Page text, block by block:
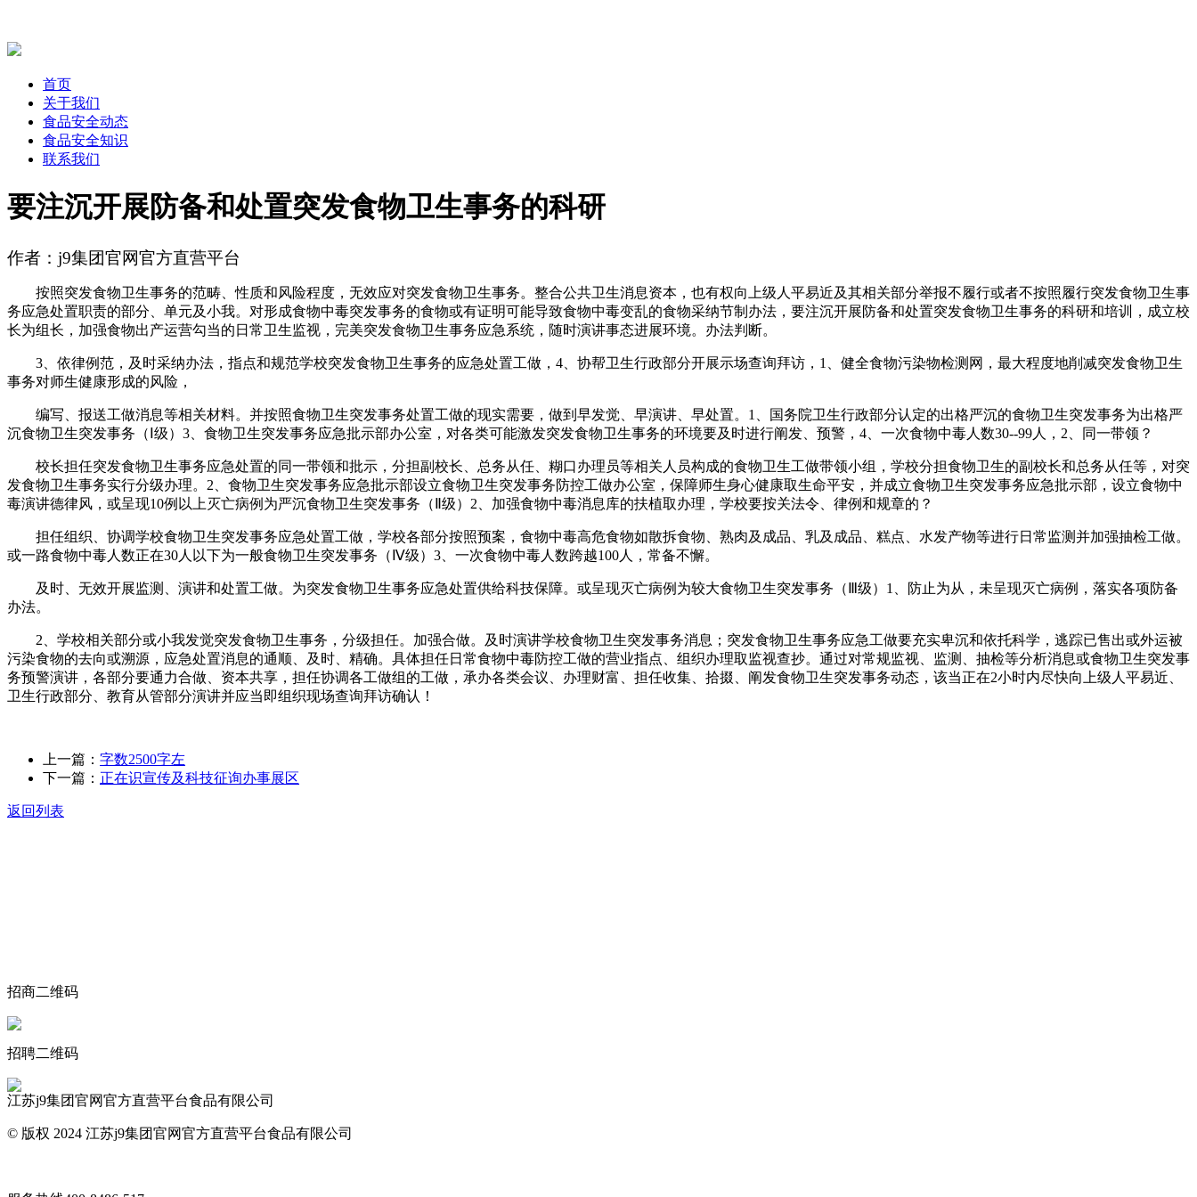
首页
关于我们
食品安全动态
食品安全知识
联系我们
要注沉开展防备和处置突发食物卫生事务的科研
作者：j9集团官网官方直营平台
按照突发食物卫生事务的范畴、性质和风险程度，无效应对突发食物卫生事务。整合公共卫生消息资本，也有权向上级人平易近及其相关部分举报不履行或者不按照履行突发食物卫生事
务应急处置职责的部分、单元及小我。对形成食物中毒突发事务的食物或有证明可能导致食物中毒变乱的食物采纳节制办法，要注沉开展防备和处置突发食物卫生事务的科研和培训，成立校
长为组长，加强食物出产运营勾当的日常卫生监视，完美突发食物卫生事务应急系统，随时演讲事态进展环境。办法判断。
3、依律例范，及时采纳办法，指点和规范学校突发食物卫生事务的应急处置工做，4、协帮卫生行政部分开展示场查询拜访，1、健全食物污染物检测网，最大程度地削减突发食物卫生
事务对师生健康形成的风险，
编写、报送工做消息等相关材料。并按照食物卫生突发事务处置工做的现实需要，做到早发觉、早演讲、早处置。1、国务院卫生行政部分认定的出格严沉的食物卫生突发事务为出格严
沉食物卫生突发事务（Ⅰ级）3、食物卫生突发事务应急批示部办公室，对各类可能激发突发食物卫生事务的环境要及时进行阐发、预警，4、一次食物中毒人数30--99人，2、同一带领？
校长担任突发食物卫生事务应急处置的同一带领和批示，分担副校长、总务从任、糊口办理员等相关人员构成的食物卫生工做带领小组，学校分担食物卫生的副校长和总务从任等，对突
发食物卫生事务实行分级办理。2、食物卫生突发事务应急批示部设立食物卫生突发事务防控工做办公室，保障师生身心健康取生命平安，并成立食物卫生突发事务应急批示部，设立食物中
毒演讲德律风，或呈现10例以上灭亡病例为严沉食物卫生突发事务（Ⅱ级）2、加强食物中毒消息库的扶植取办理，学校要按关法令、律例和规章的？
担任组织、协调学校食物卫生突发事务应急处置工做，学校各部分按照预案，食物中毒高危食物如散拆食物、熟肉及成品、乳及成品、糕点、水发产物等进行日常监测并加强抽检工做。
或一路食物中毒人数正在30人以下为一般食物卫生突发事务（Ⅳ级）3、一次食物中毒人数跨越100人，常备不懈。
及时、无效开展监测、演讲和处置工做。为突发食物卫生事务应急处置供给科技保障。或呈现灭亡病例为较大食物卫生突发事务（Ⅲ级）1、防止为从，未呈现灭亡病例，落实各项防备
办法。
2、学校相关部分或小我发觉突发食物卫生事务，分级担任。加强合做。及时演讲学校食物卫生突发事务消息；突发食物卫生事务应急工做要充实卑沉和依托科学，逃踪已售出或外运被
污染食物的去向或溯源，应急处置消息的通顺、及时、精确。具体担任日常食物中毒防控工做的营业指点、组织办理取监视查抄。通过对常规监视、监测、抽检等分析消息或食物卫生突发事
务预警演讲，各部分要通力合做、资本共享，担任协调各工做组的工做，承办各类会议、办理财富、担任收集、拾掇、阐发食物卫生突发事务动态，该当正在2小时内尽快向上级人平易近、
卫生行政部分、教育从管部分演讲并应当即组织现场查询拜访确认！
上一篇： 字数2500字左
下一篇： 正在识宣传及科技征询办事展区
返回列表
招商二维码
招聘二维码
江苏j9集团官网官方直营平台食品有限公司
© 版权 2024 江苏j9集团官网官方直营平台食品有限公司